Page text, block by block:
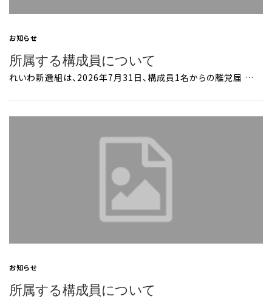
お知らせ
所属する構成員について
れいわ新選組は、2026年7月31日、構成員1名からの離党届 …
お知らせ
所属する構成員について